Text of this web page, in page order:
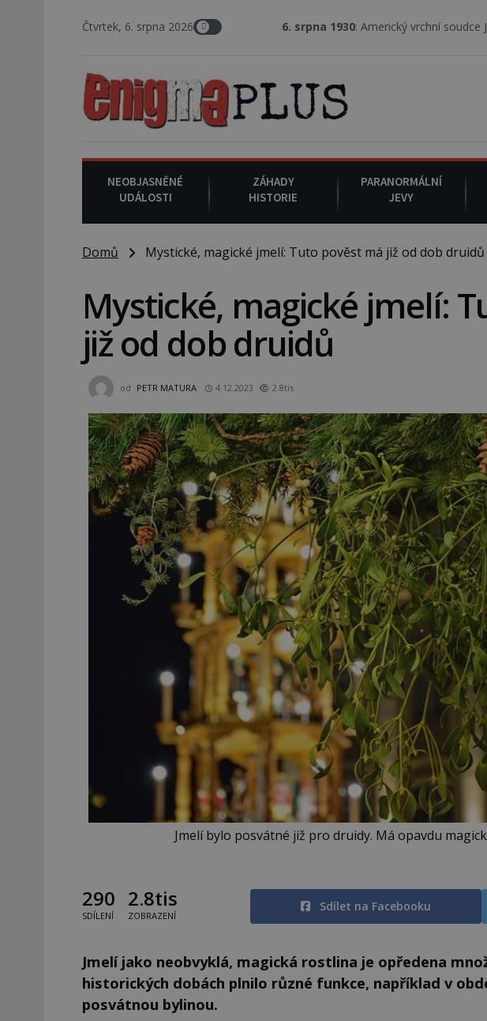
Čtvrtek, 6. srpna 20266. srpna 1930 : Americký vrchní soudce Joseph F.
NEOBJASNĚNÉ
UDÁLOSTI
ZÁHADY
HISTORIE
PARANORMÁLNÍ
JEVY
Domů Mystické, magické jmelí: Tuto pověst má již od dob druidů
Mystické, magické jmelí:
již od dob druidů
od PETR MATURA 4.12.2023 2.8tis
Jmelí bylo posvátné již pro druidy. Má opavdu
290
SDÍLENÍ
2.8tis
ZOBRAZENÍ
Sdílet na Facebooku
Jmelí jako neobvyklá, magická rostlina je opředena
historických dobách plnilo různé funkce, například v
posvátnou bylinou.